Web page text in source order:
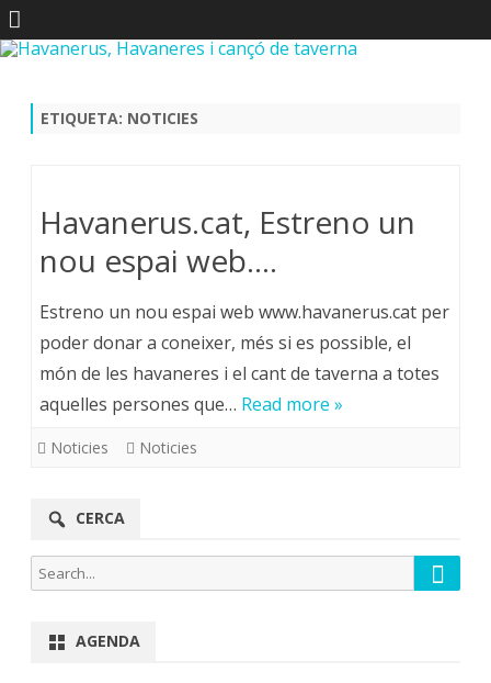
Skip
ETIQUETA: NOTICIES
Havanerus.cat, Estreno un
nou espai web….
Estreno un nou espai web www.havanerus.cat per
poder donar a coneixer, més si es possible, el
món de les havaneres i el cant de taverna a totes
aquelles persones que… Read more »
Noticies Noticies
CERCA
Search
for:
Search
AGENDA